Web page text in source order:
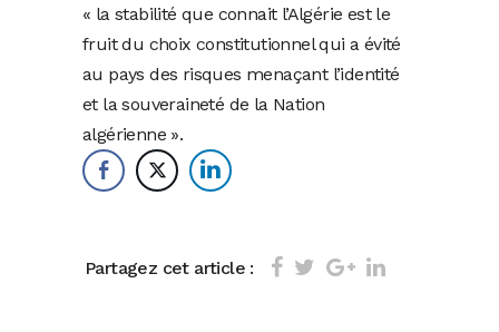
« la stabilité que connait l’Algérie est le
fruit du choix constitutionnel qui a évité
au pays des risques menaçant l’identité
et la souveraineté de la Nation
algérienne ».
Partagez cet article :